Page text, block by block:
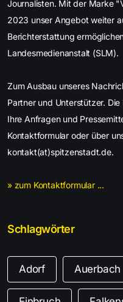
Journalisten. Mit der Marke
2023 unser Angebot weiter
Berichterstattung
Landesmedienanstalt (SLM).
Zum Ausbau unseres
Partner und Unterstützer.
Ihre Anfragen und
Kontaktformular oder über
kontakt(at)spitzenstadt.de.
» zum Kontaktformular ...
Schlagwörter
Adorf Auerbach